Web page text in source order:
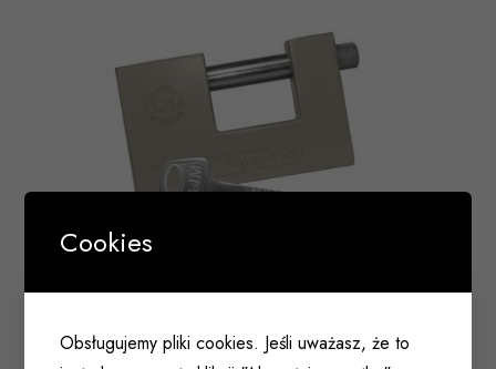
Cookies
Obsługujemy pliki cookies. Jeśli uważasz, że to